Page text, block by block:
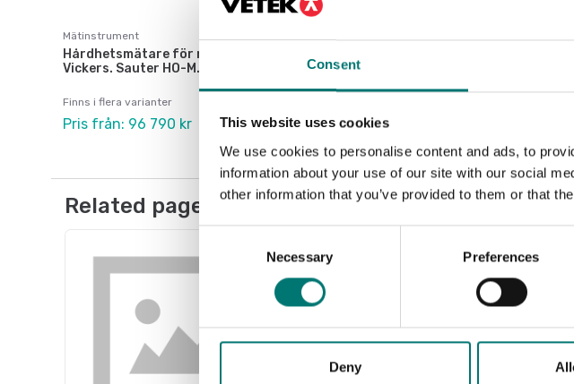
Consent
This website uses cookies
We use cookies to personalise content and ads, to
information about your use of our site with our social
other information that you’ve provided to them or that
Selection
Necessary Preferences
Deny
Mätinstrument
Hårdhetsmätare för metall till Rockwell, Brinell och
Vickers. Sauter HO-M.
Finns i flera varianter
Pris från: 96 790 kr
Related pages